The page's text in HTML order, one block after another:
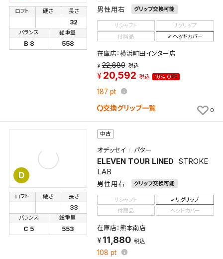
男性用右 グリップ交換可能
ロフト 硬さ 長さ
32
バランス
B 8
総重量
558
リシャフト
リグリップ
付属品
ヘッドカバー
在庫店：横浜町田インター店
22,880 税込
20,592 税込 10% OFF
187 pt
交換グリップ一覧 0
D
中古
オデッセイ パター
ELEVEN TOUR LINED STROKE
LAB
男性用右 グリップ交換可能
ロフト 硬さ 長さ
33
バランス
C 5
総重量
553
リシャフト
リグリップ
付属品
ヘッドカバー
在庫店：熊本南店
11,880 税込
108 pt